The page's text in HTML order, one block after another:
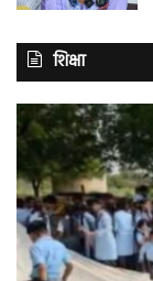
शिक्षा